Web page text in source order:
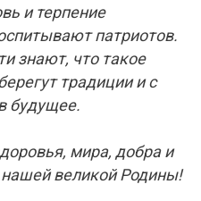
мира, добра и
великой Родины!
Федерации